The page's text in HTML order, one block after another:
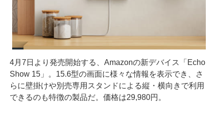
4月7日より発売開始する、Amazonの新デバイス「Echo
Show 15」。15.6型の画面に様々な情報を表示でき、さ
らに壁掛けや別売専用スタンドによる縦・横向きで利用
できるのも特徴の製品だ。価格は29,980円。